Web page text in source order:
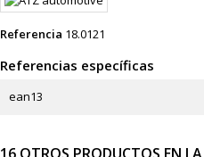
Referencia 18.0121
Referencias específicas
ean13